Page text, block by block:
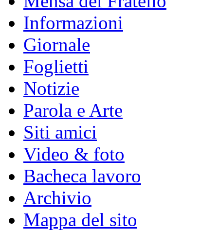
Informazioni
Giornale
Foglietti
Notizie
Parola e Arte
Siti amici
Video & foto
Bacheca lavoro
Archivio
Mappa del sito